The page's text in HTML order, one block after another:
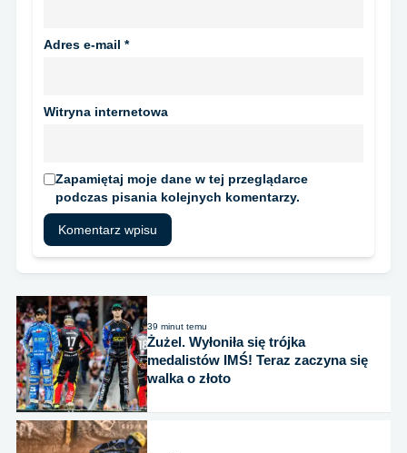
Adres e-mail *
Witryna internetowa
Zapamiętaj moje dane w tej przeglądarce
podczas pisania kolejnych komentarzy.
39 minut temu
Żużel. Wyłoniła się trójka
medalistów IMŚ! Teraz zaczyna się
walka o złoto